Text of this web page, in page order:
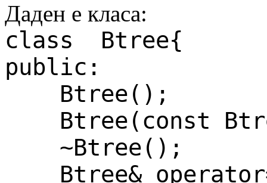
Даден е класа:
class Btree{
public:
Btree();
Btree(const
~Btree();
Btree&